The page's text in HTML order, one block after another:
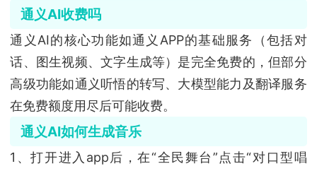
通义AI收费吗
通义AI的核心功能如通义APP的基础服务（包括对
话、图生视频、文字生成等）是完全免费的，但部分
高级功能如通义听悟的转写、大模型能力及翻译服务
在免费额度用尽后可能收费。
通义AI如何生成音乐
1、打开进入app后，在“全民舞台”点击“对口型唱